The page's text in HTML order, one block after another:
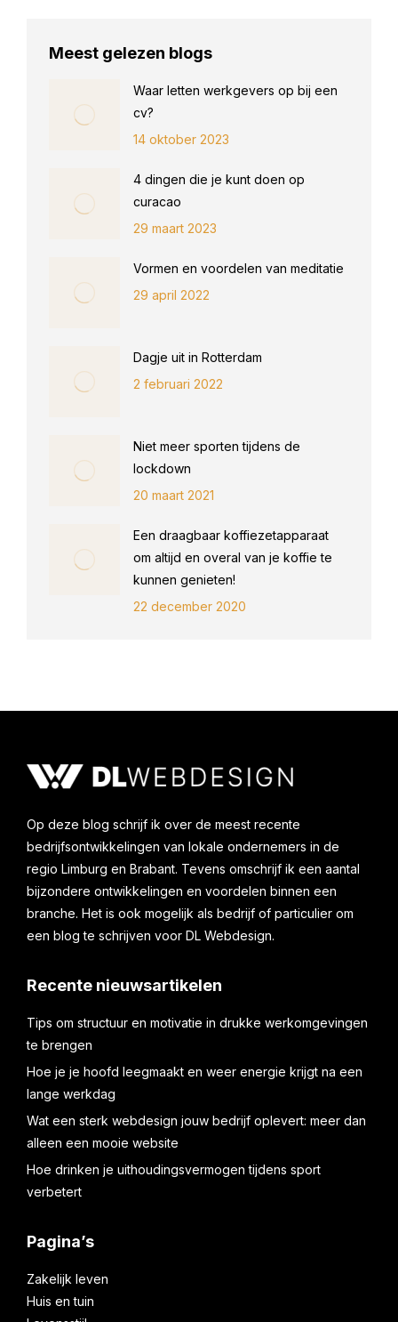
Meest gelezen blogs
Waar letten werkgevers op bij een
cv?
14 oktober 2023
4 dingen die je kunt doen op
curacao
29 maart 2023
Vormen en voordelen van meditatie
29 april 2022
Dagje uit in Rotterdam
2 februari 2022
Niet meer sporten tijdens de
lockdown
20 maart 2021
Een draagbaar koffiezetapparaat
om altijd en overal van je koffie te
kunnen genieten!
22 december 2020
Op deze blog schrijf ik over de meest recente
bedrijfsontwikkelingen van lokale ondernemers in de
regio Limburg en Brabant. Tevens omschrijf ik een aantal
bijzondere ontwikkelingen en voordelen binnen een
branche. Het is ook mogelijk als bedrijf of particulier om
een blog te schrijven voor DL Webdesign.
Recente nieuwsartikelen
Tips om structuur en motivatie in drukke werkomgevingen
te brengen
Hoe je je hoofd leegmaakt en weer energie krijgt na een
lange werkdag
Wat een sterk webdesign jouw bedrijf oplevert: meer dan
alleen een mooie website
Hoe drinken je uithoudingsvermogen tijdens sport
verbetert
Pagina’s
Zakelijk leven
Huis en tuin